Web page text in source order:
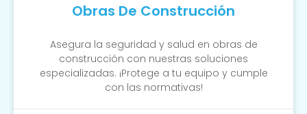
Obras De Construcción
Asegura la seguridad y salud en obras de
construcción con nuestras soluciones
especializadas. ¡Protege a tu equipo y cumple
con las normativas!